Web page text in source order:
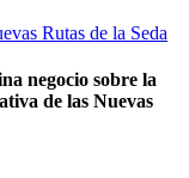
negocio sobre la
de las Nuevas